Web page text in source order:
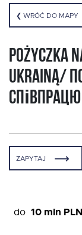
Oferta
Fundusz
❮ WRÓĆ DO MAPY
Pożyczka
Ukrainą/
ZAPYTAJ
do 10 mln